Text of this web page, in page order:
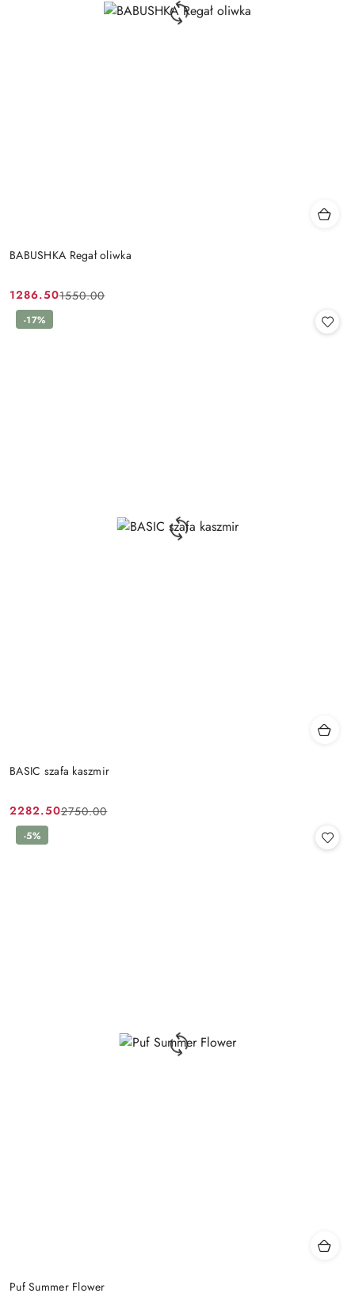
BABUSHKA Regał oliwka
Cena
promocyjna:
1286.50
Cena
przed
1550.00
BASIC szafa kaszmir
Cena
promocyjna:
2282.50
Cena
przed
2750.00
-17%
Puf Summer Flower
-5%